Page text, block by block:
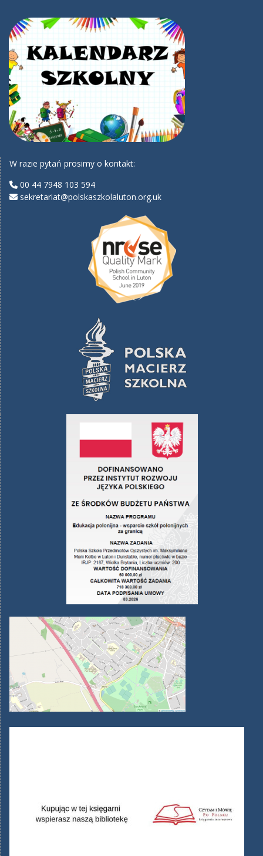
W razie pytań prosimy o kontakt:
00 44 7948 103 594
sekretariat@polskaszkolaluton.org.uk